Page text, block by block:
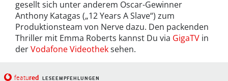
gesellt sich unter anderem Oscar-Gewinner
Anthony Katagas („12 Years A Slave“) zum
Produktionsteam von Nerve dazu. Den packenden
Thriller mit Emma Roberts kannst Du via GigaTV in
derVodafone Videotheksehen.
featured LESEEMPFEHLUNGEN